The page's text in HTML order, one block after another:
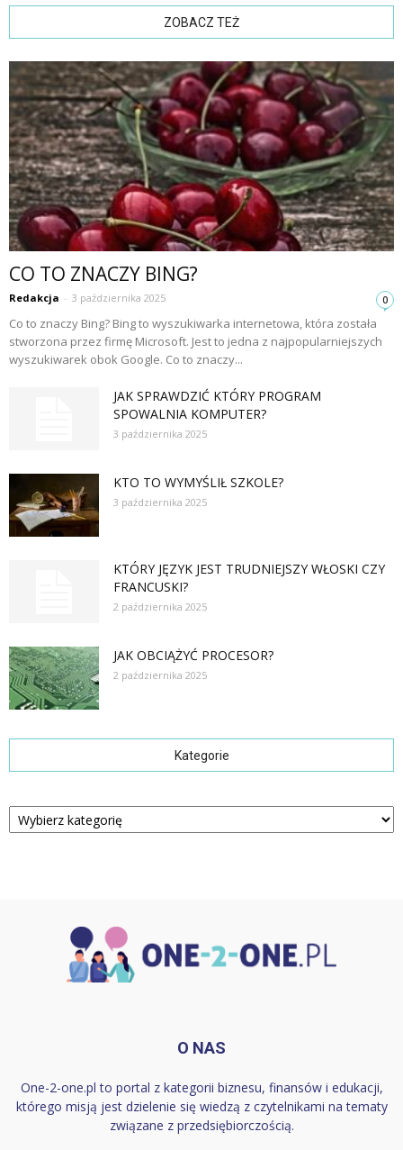
ZOBACZ TEŻ
CO TO ZNACZY BING?
Redakcja - 3 października 2025 0
Co to znaczy Bing? Bing to wyszukiwarka internetowa, która została
stworzona przez firmę Microsoft. Jest to jedna z najpopularniejszych
wyszukiwarek obok Google. Co to znaczy...
JAK SPRAWDZIĆ KTÓRY PROGRAM
SPOWALNIA KOMPUTER?
3 października 2025
KTO TO WYMYŚLIŁ SZKOLE?
3 października 2025
KTÓRY JĘZYK JEST TRUDNIEJSZY WŁOSKI CZY
FRANCUSKI?
2 października 2025
JAK OBCIĄŻYĆ PROCESOR?
2 października 2025
Kategorie
Kategorie
O NAS
One-2-one.pl to portal z kategorii biznesu, finansów i edukacji,
którego misją jest dzielenie się wiedzą z czytelnikami na tematy
związane z przedsiębiorczością.